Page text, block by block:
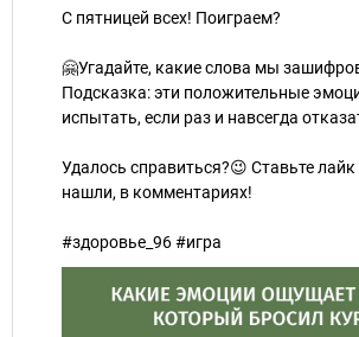
С пятницей всех! Поиграем?
🤗Угадайте, какие слова мы
Подсказка: эти положительные
испытать, если раз и навсегда
Удалось справиться?😉 Ставьте
нашли, в комментариях!
#здоровье_96 #игра